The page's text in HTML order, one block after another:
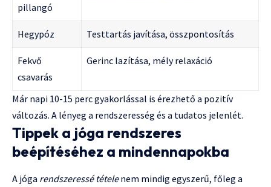
pillangó
Hegypóz Testtartás javítása, összpontosítás
Fekvő
csavarás
Gerinc lazítása, mély relaxáció
Már napi 10-15 perc gyakorlással is érezhető a pozitív
változás. A lényeg a rendszeresség és a tudatos jelenlét.
Tippek a jóga rendszeres
beépítéséhez a mindennapokba
A jóga rendszeressé tételenem mindig egyszerű, főleg a